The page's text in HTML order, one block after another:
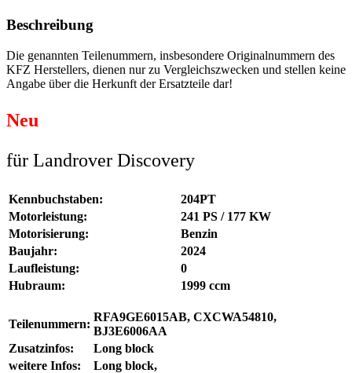
Beschreibung
Die genannten Teilenummern, insbesondere Originalnummern des
KFZ Herstellers, dienen nur zu Vergleichszwecken und stellen keine
Angabe über die Herkunft der Ersatzteile dar!
Neu
für Landrover Discovery
Kennbuchstaben:
204PT
Motorleistung:
241 PS / 177 KW
Motorisierung:
Benzin
Baujahr:
2024
Laufleistung:
0
Hubraum:
1999 ccm
Teilenummern:
RFA9GE6015AB, CXCWA54810,
BJ3E6006AA
Zusatzinfos:
Long block
weitere Infos:
Long block,